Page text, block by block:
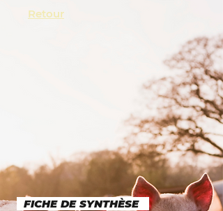
Retour
FICHE DE SYNTHÈSE